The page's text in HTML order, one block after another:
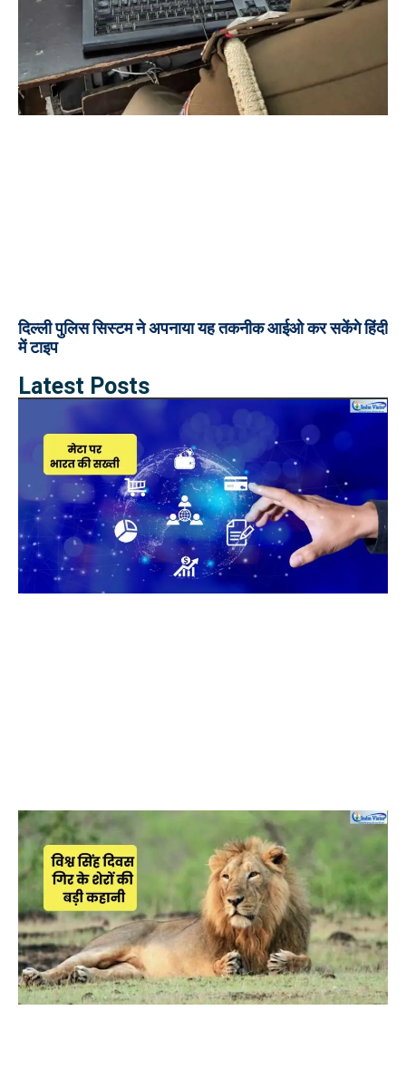
दिल्ली पुलिस सिस्टम ने अपनाया यह तकनीक आईओ कर सकेंगे हिंदी
में टाइप
Latest Posts